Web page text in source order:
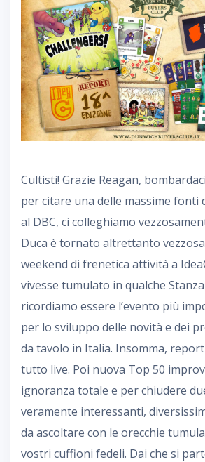
Cultisti! Grazie Reagan,
per citare una delle massime fonti
al DBC, ci colleghiamo
Duca è tornato altrettanto
weekend di frenetica attività a
vivesse tumulato in qualche
ricordiamo essere l’evento più
per lo sviluppo delle novità e dei
da tavolo in Italia. Insomma,
tutto live. Poi nuova Top 50
ignoranza totale e per chiudere
veramente interessanti,
da ascoltare con le orecchie
vostri cuffioni fedeli. Dai che si